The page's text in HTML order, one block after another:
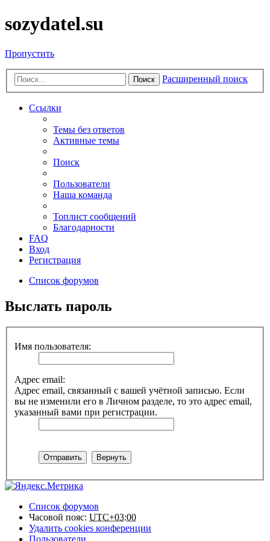
sozydatel.su
Пропустить
Поиск Расширенный поиск
Ссылки
Темы без ответов
Активные темы
Поиск
Пользователи
Наша команда
Топлист сообщений
Благодарности
FAQ
Вход
Регистрация
Список форумов
Выслать пароль
Имя пользователя:
Адрес email:
Адрес email, связанный с вашей учётной записью. Если
вы не изменили его в Личном разделе, то это адрес email,
указанный вами при регистрации.
Список форумов
Часовой пояс: UTC+03:00
Удалить cookies конференции
Пользователи